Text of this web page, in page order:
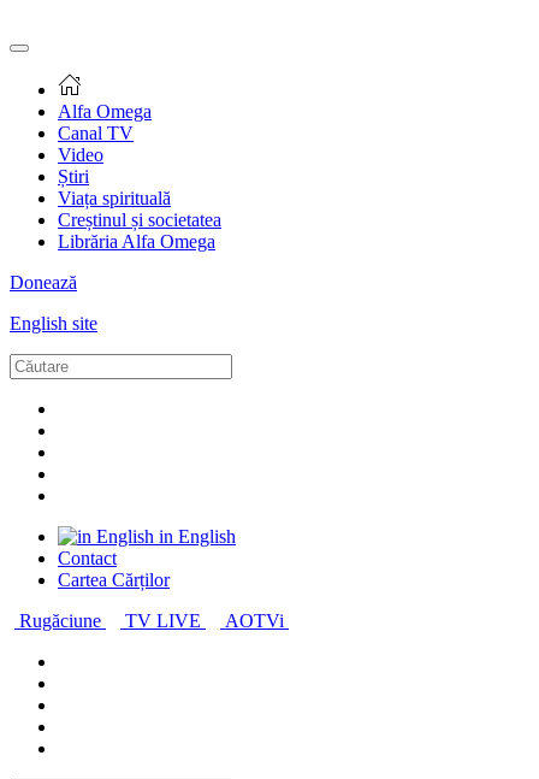
Alfa Omega
Canal TV
Video
Știri
Viața spirituală
Creștinul și societatea
Librăria Alfa Omega
Donează
English site
in English
Contact
Cartea Cărților
Rugăciune
TV LIVE AOTVi